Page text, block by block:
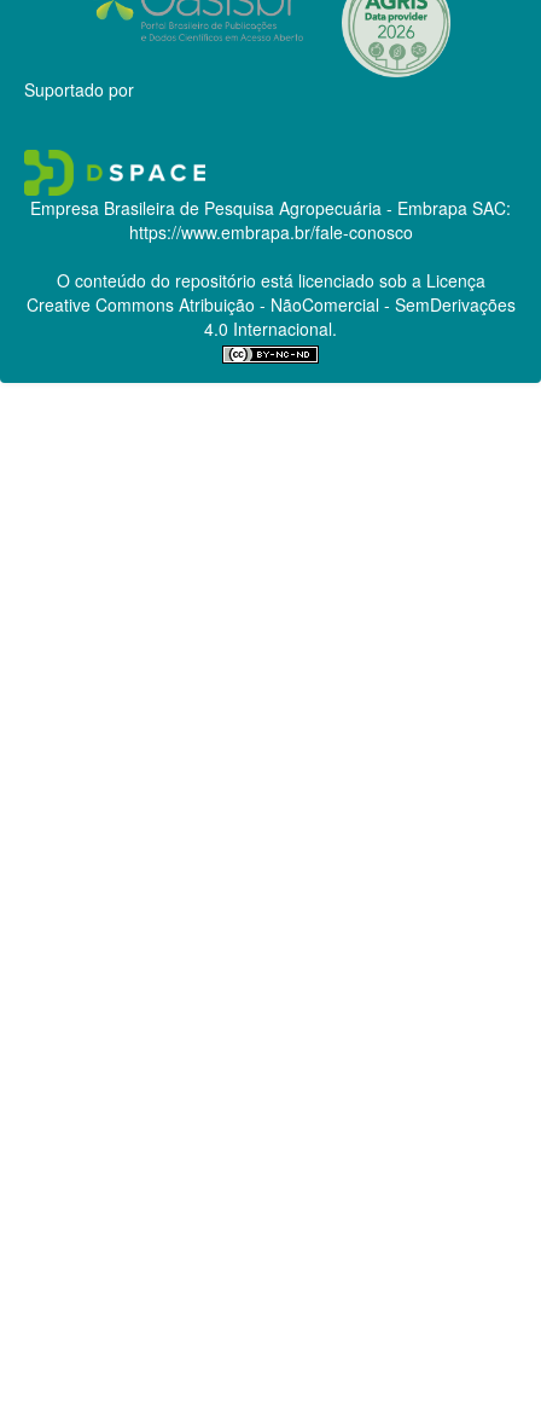
Suportado por
Empresa Brasileira de Pesquisa Agropecuária - Embrapa SAC:
https://www.embrapa.br/fale-conosco
O conteúdo do repositório está licenciado sob a Licença
Creative CommonsAtribuição - NãoComercial - SemDerivações
4.0 Internacional.